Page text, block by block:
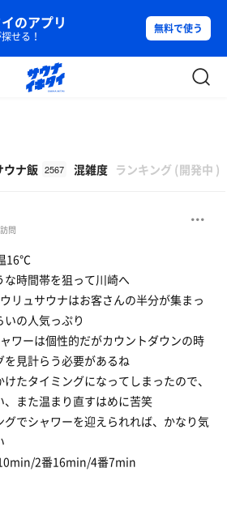
のアプリ
せる！
無料で使う
ウナ飯 2567 混雑度 ランキング (開発中 )
問
16℃
時間帯を狙って川崎へ
リュサウナはお客さんの半分が集まっ
の人気っぷり
ワーは個性的だがカウントダウンの時
見計らう必要があるね
たタイミングになってしまったので、
また温まり直すはめに苦笑
でシャワーを迎えられれば、かなり気
2番16min/4番7min